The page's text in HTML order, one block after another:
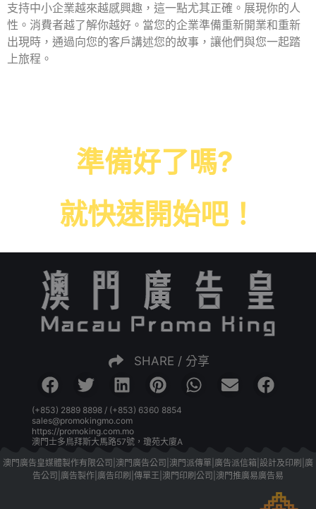
支持中小企業越來越感興趣，這一點尤其正確。展現你的人
性。消費者越了解你越好。當您的企業準備重新開業和重新
出現時，通過向您的客戶講述您的故事，讓他們與您一起踏
上旅程。
準備好了嗎?
就快速開始吧！
SHARE / 分享
(+853) 2889 8898 / (+853) 6360 8854
sales@promokingmo.com
https://promoking.com.mo
澳門士多鳥拜斯大馬路57號，瓊苑大廈A
澳門廣告皇媒體製作有限公司|澳門廣告公司|澳門派傳單|廣告派信箱|設計及印刷|廣
告公司|廣告製作|廣告印刷|傳單王|澳門印刷公司|澳門推廣易廣告易